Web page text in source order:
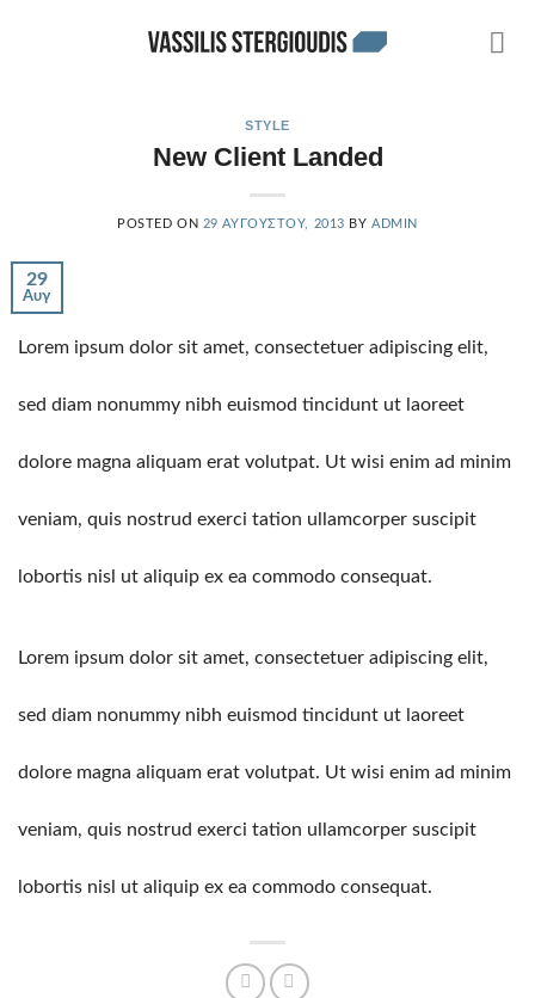
STYLE
New Client Landed
POSTED ON 29 ΑΥΓΟΎΣΤΟΥ, 2013 BYADMIN
29
Αυγ
Lorem ipsum dolor sit amet, consectetuer adipiscing elit,
sed diam nonummy nibh euismod tincidunt ut laoreet
dolore magna aliquam erat volutpat. Ut wisi enim ad minim
veniam, quis nostrud exerci tation ullamcorper suscipit
lobortis nisl ut aliquip ex ea commodo consequat.
Lorem ipsum dolor sit amet, consectetuer adipiscing elit,
sed diam nonummy nibh euismod tincidunt ut laoreet
dolore magna aliquam erat volutpat. Ut wisi enim ad minim
veniam, quis nostrud exerci tation ullamcorper suscipit
lobortis nisl ut aliquip ex ea commodo consequat.